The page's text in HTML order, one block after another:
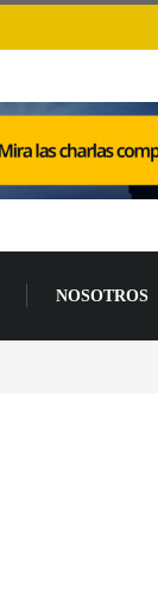
NOSOTROS